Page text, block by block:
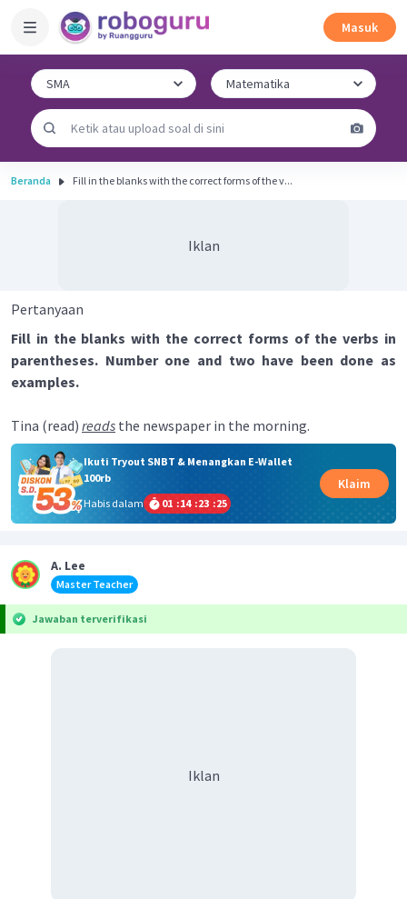
Masuk
Beranda Fill in the blanks with the correct forms of the v...
Iklan
Pertanyaan
Fill in the blanks with the correct forms of the verbs in
parentheses. Number one and two have been done as
examples.
Tina (read) reads the newspaper in the morning.
Ikuti Tryout SNBT & Menangkan E-Wallet
100rb
Habis dalam
01 :14 :23 :25
Klaim
A. Lee
Master Teacher
Jawaban terverifikasi
Iklan